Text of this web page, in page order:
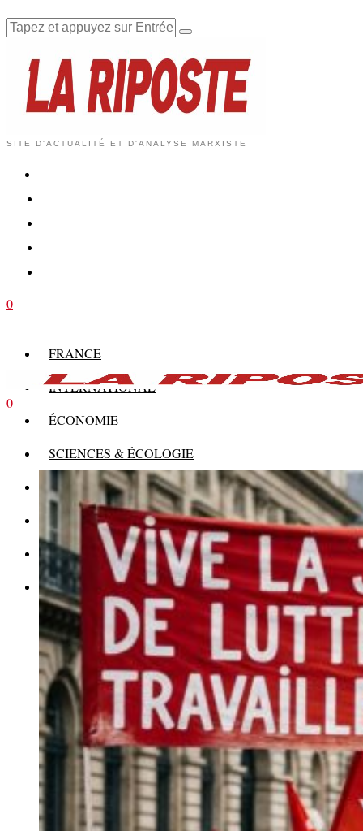
SITE D'ACTUALITÉ ET D'ANALYSE MARXISTE
0
FRANCE
INTERNATIONAL
ÉCONOMIE
SCIENCES & ÉCOLOGIE
HISTOIRE
THÉORIE
CULTURE
MULTIMÉDIAS
0